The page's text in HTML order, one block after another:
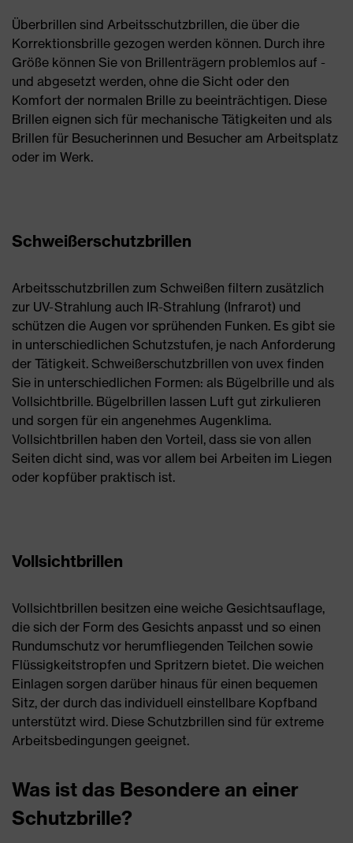
Überbrillen sind Arbeitsschutzbrillen, die über die
Korrektionsbrille gezogen werden können. Durch ihre
Größe können Sie von Brillenträgern problemlos auf -
und abgesetzt werden, ohne die Sicht oder den
Komfort der normalen Brille zu beeinträchtigen. Diese
Brillen eignen sich für mechanische Tätigkeiten und als
Brillen für Besucherinnen und Besucher am Arbeitsplatz
oder im Werk.
Schweißerschutzbrillen
Arbeitsschutzbrillen zum Schweißen filtern zusätzlich
zur UV-Strahlung auch IR-Strahlung (Infrarot) und
schützen die Augen vor sprühenden Funken. Es gibt sie
in unterschiedlichen Schutzstufen, je nach Anforderung
der Tätigkeit. Schweißerschutzbrillen von uvex finden
Sie in unterschiedlichen Formen: als Bügelbrille und als
Vollsichtbrille. Bügelbrillen lassen Luft gut zirkulieren
und sorgen für ein angenehmes Augenklima.
Vollsichtbrillen haben den Vorteil, dass sie von allen
Seiten dicht sind, was vor allem bei Arbeiten im Liegen
oder kopfüber praktisch ist.
Vollsichtbrillen
Vollsichtbrillen besitzen eine weiche Gesichtsauflage,
die sich der Form des Gesichts anpasst und so einen
Rundumschutz vor herumfliegenden Teilchen sowie
Flüssigkeitstropfen und Spritzern bietet. Die weichen
Einlagen sorgen darüber hinaus für einen bequemen
Sitz, der durch das individuell einstellbare Kopfband
unterstützt wird. Diese Schutzbrillen sind für extreme
Arbeitsbedingungen geeignet.
Was ist das Besondere an einer
Schutzbrille?